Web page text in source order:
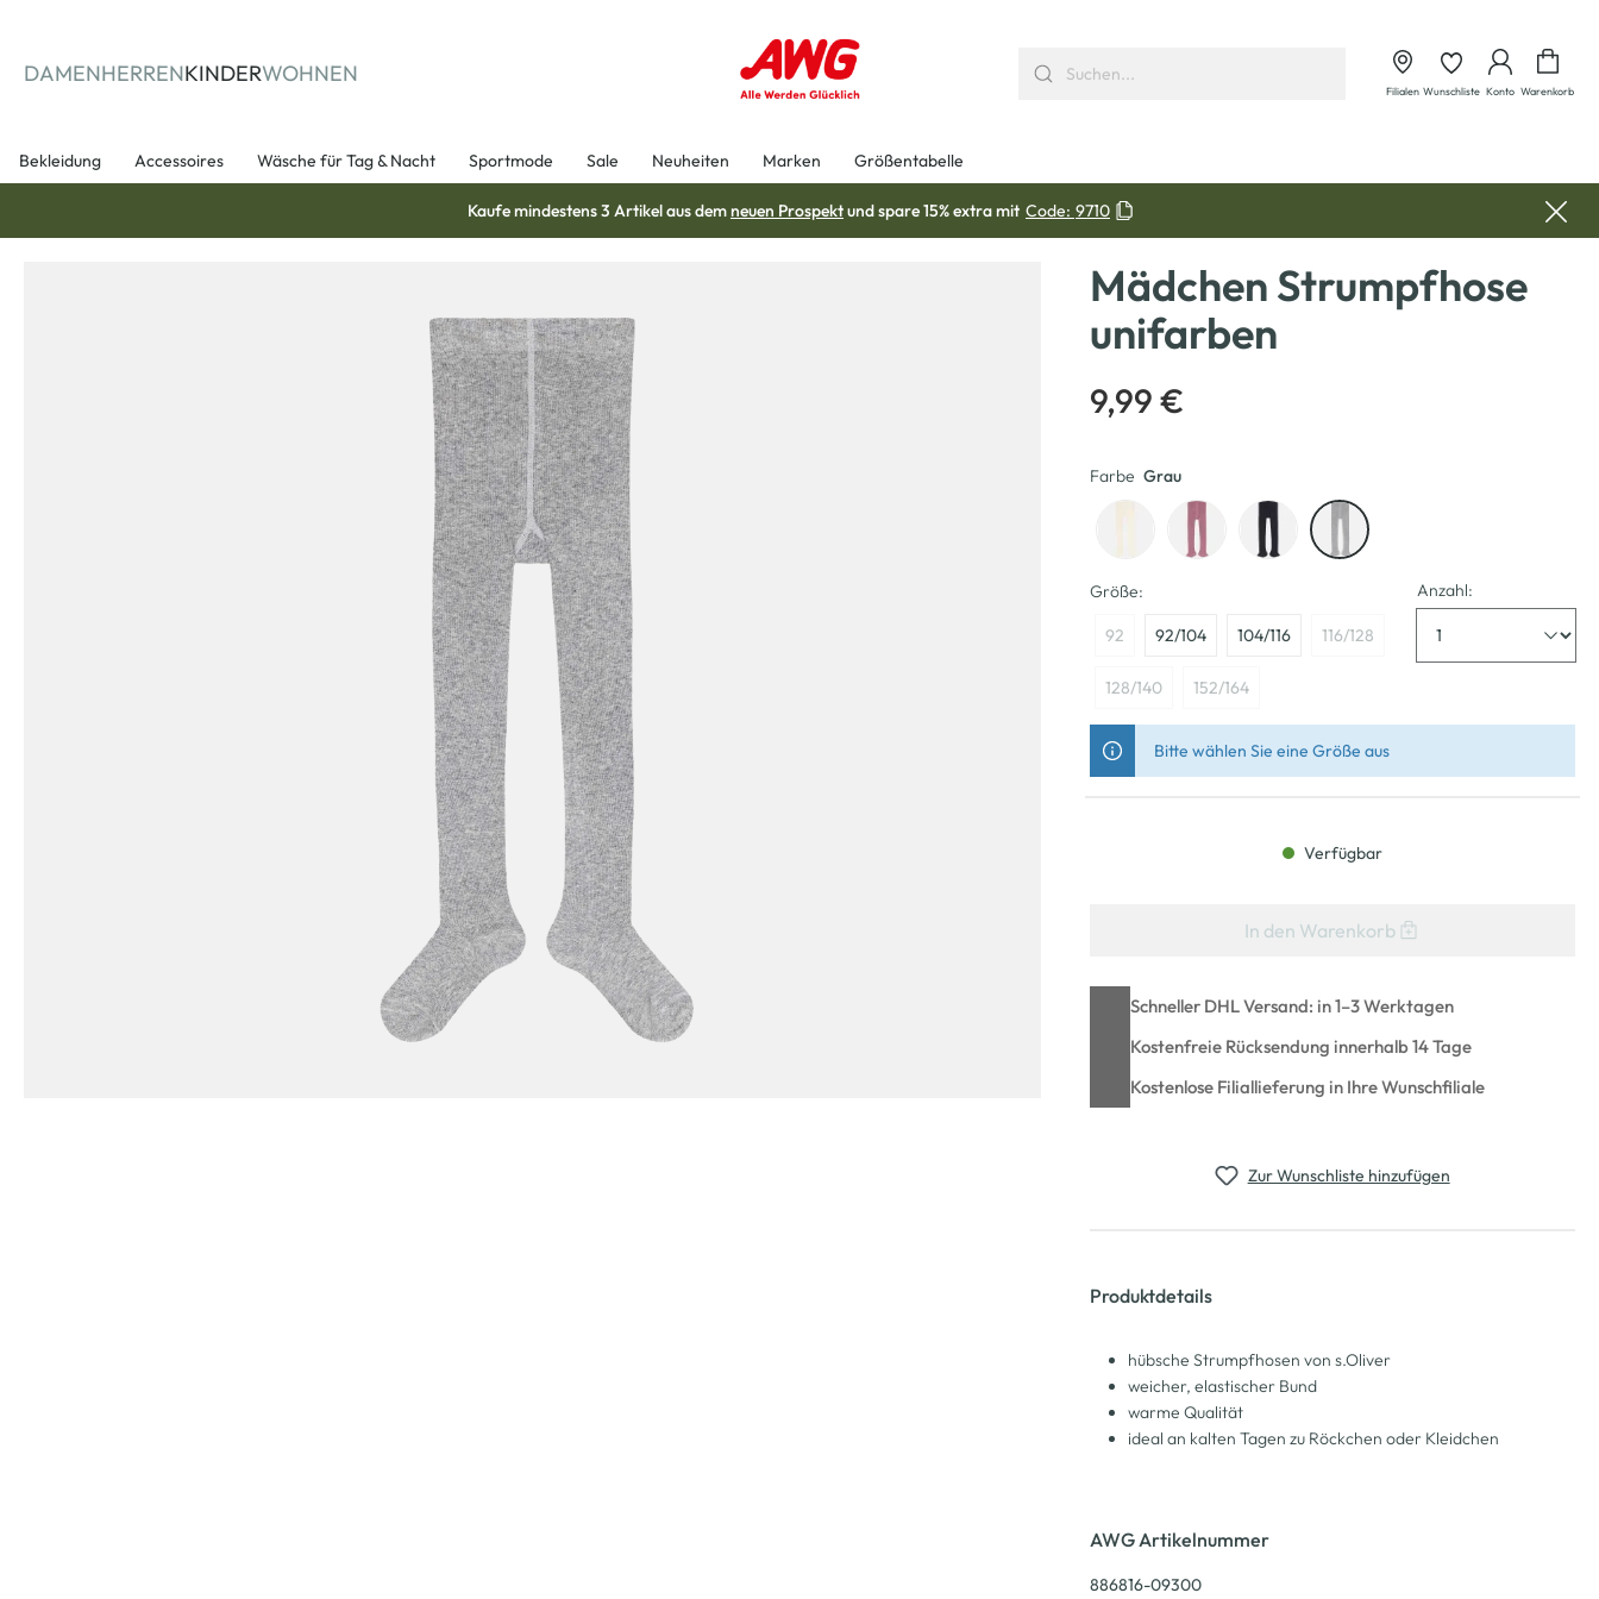
DAMENHERRENKINDERWOHNEN
Filialen Wunschliste Konto Warenkorb
Bekleidung Accessoires Wäsche für Tag & Nacht Sportmode Sale Neuheiten Marken Größentabelle
Kaufe mindestens 3 Artikel aus demneuen Prospektund spare 15% extra mit Code: 9710
Mädchen Strumpfhose
unifarben
9,99 €
Farbe Grau
Größe:
92 92/104 104/116 116/128
128/140 152/164
Anzahl:
Bitte wählen Sie eine Größe aus
Verfügbar
In den Warenkorb
Schneller DHL Versand: in 1–3 Werktagen
Kostenfreie Rücksendung innerhalb 14 Tage
Kostenlose Filiallieferung in Ihre Wunschfiliale
Zur Wunschliste hinzufügen
Produktdetails
hübsche Strumpfhosen von s.Oliver
weicher, elastischer Bund
warme Qualität
ideal an kalten Tagen zu Röckchen oder Kleidchen
AWG Artikelnummer
886816-09300